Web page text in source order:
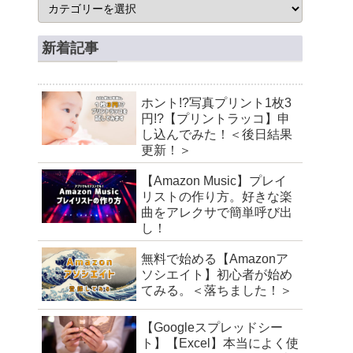
新着記事
ホント!?写真プリント1枚3
円!?【プリントラッコ】申
し込んでみた！＜後日結果
更新！＞
【Amazon Music】プレイ
リストの作り方。好きな楽
曲をアレクサで簡単呼び出
し！
無料で始める【Amazonア
ソシエイト】初心者が始め
てみる。＜落ちました！＞
【Googleスプレッドシー
ト】【Excel】本当によく使